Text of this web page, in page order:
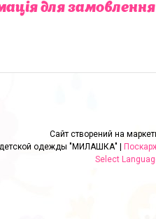
для замовлення
Сайт створений на
Интернет-магазин детской одежды "МИЛАШКА" |
Select